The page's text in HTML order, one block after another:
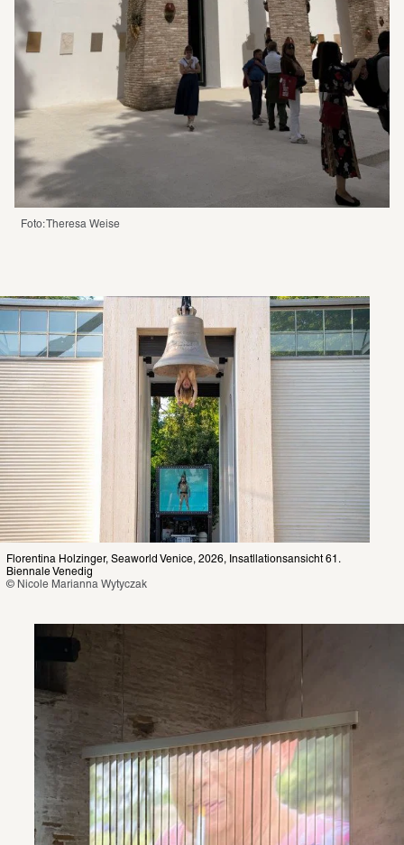
Foto: Theresa Weise
Florentina Holzinger, Seaworld Venice, 2026, Insatllationsansicht 61.
Biennale Venedig
© Nicole Marianna Wytyczak